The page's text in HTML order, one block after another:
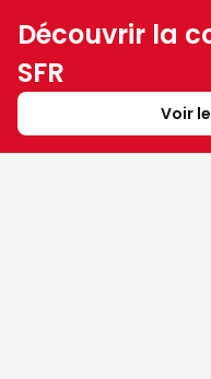
Découvrir la
SFR
Voir